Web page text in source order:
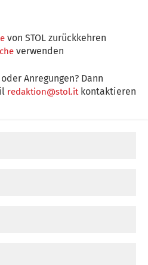
von STOL zurückkehren
verwenden
Anregungen? Dann
redaktion@stol.itkontaktieren